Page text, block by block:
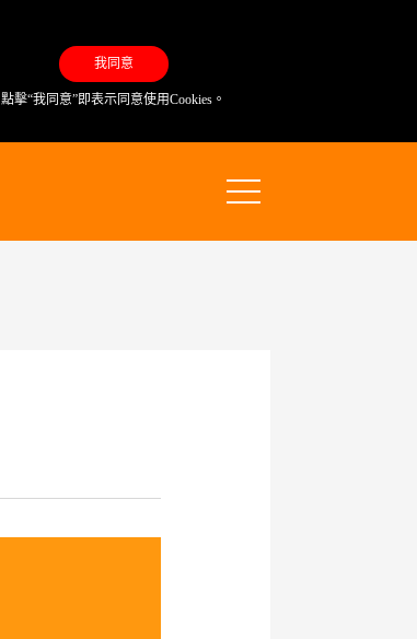
我同意
點擊“我同意”即表示同意使用Cookies。